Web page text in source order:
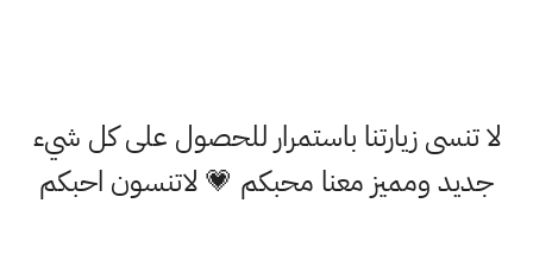
لا تنسى زيارتنا باستمرار للحصول على كل شيء
جديد ومميز معنا محبكم 💗 لاتنسون احبكم